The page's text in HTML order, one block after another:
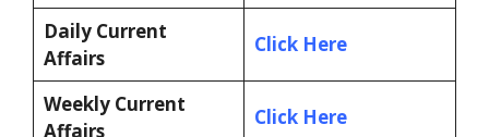
Daily Current
Affairs
Click Here
Weekly Current
Affairs
Click Here